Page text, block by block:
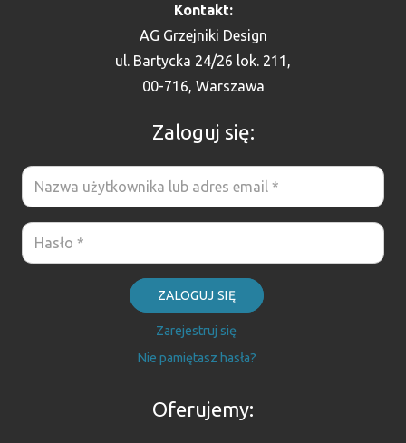
Kontakt:
AG Grzejniki Design
ul. Bartycka 24/26 lok. 211,
00-716, Warszawa
Zaloguj się:
ZALOGUJ SIĘ
Zarejestruj się
Nie pamiętasz hasła?
Oferujemy: